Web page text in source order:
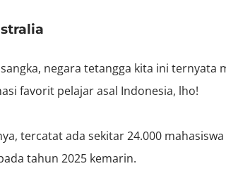
negara tetangga kita ini ternyata
favorit pelajar asal Indonesia, lho!
tercatat ada sekitar 24.000
tahun 2025 kemarin.